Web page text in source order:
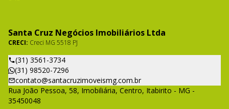
Santa Cruz Negócios Imobiliários Ltda
CRECI: Creci MG 5518 PJ
(31) 3561-3734
(31) 98520-7296
contato@santacruzimoveismg.com.br
Rua João Pessoa, 58, Imobiliária, Centro, Itabirito - MG -
35450048